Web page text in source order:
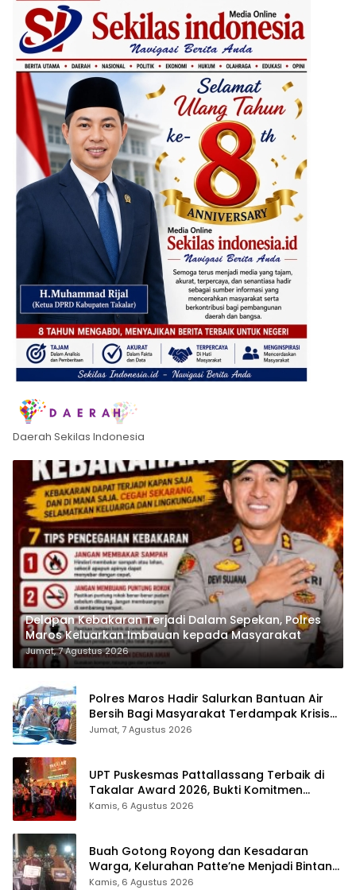
Daerah Sekilas Indonesia
Delapan Kebakaran Terjadi Dalam Sepekan, Polres
Maros Keluarkan Imbauan kepada Masyarakat
Jumat, 7 Agustus 2026
Polres Maros Hadir Salurkan Bantuan Air
Bersih Bagi Masyarakat Terdampak Krisis
Air Bersih Di Maros
Jumat, 7 Agustus 2026
UPT Puskesmas Pattallassang Terbaik di
Takalar Award 2026, Bukti Komitmen
Hadirkan Pelayanan Kesehatan Berkualitas
Kamis, 6 Agustus 2026
Buah Gotong Royong dan Kesadaran
Warga, Kelurahan Patte’ne Menjadi Bintang
Takalar Award 2026
Kamis, 6 Agustus 2026